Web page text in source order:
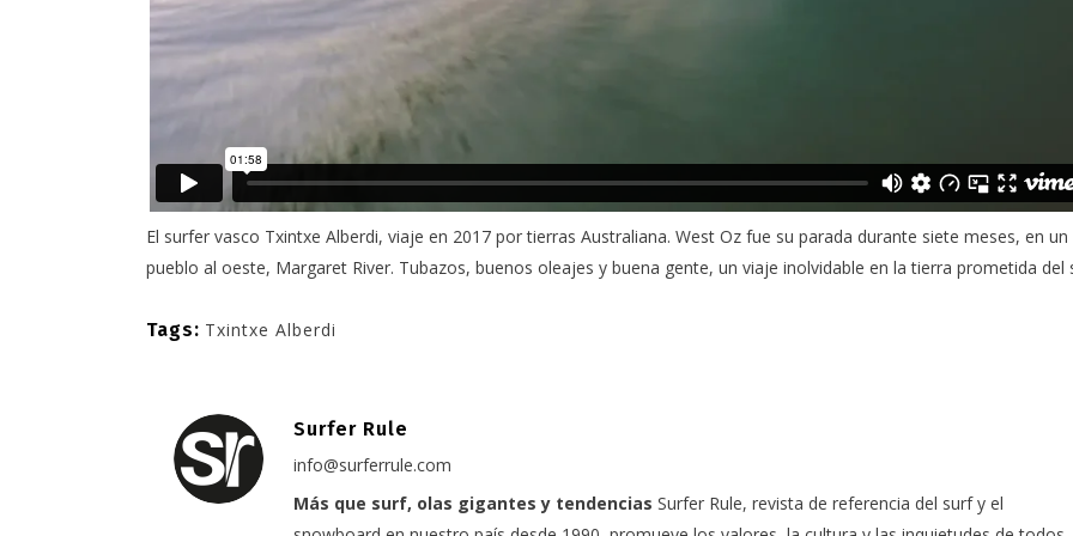
El surfer vasco Txintxe Alberdi, viaje en 2017 por tierras Australiana. West Oz fue su parada durante siete meses, en un
pueblo al oeste, Margaret River. Tubazos, buenos oleajes y buena gente, un viaje inolvidable en la tierra prometida del
Tags: Txintxe Alberdi
Surfer Rule
info@surferrule.com
Más que surf, olas gigantes y tendencias Surfer Rule, revista de referencia del surf y el